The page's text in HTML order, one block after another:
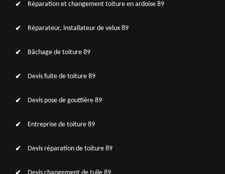
Réparation et changement toiture en ardoise 89
Réparateur, installateur de velux 89
Bâchage de toiture 89
Devis fuite de toiture 89
Devis pose de gouttière 89
Entreprise de toiture 89
Devis réparation de toiture 89